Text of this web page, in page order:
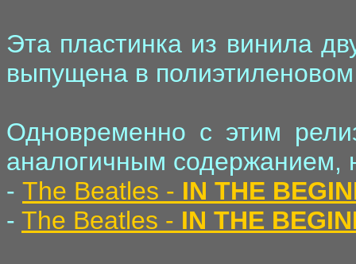
Эта пластинка из винила
выпущена в полиэтиленовом
Одновременно с этим
аналогичным содержанием,
- The Beatles - IN THE
- The Beatles - IN THE